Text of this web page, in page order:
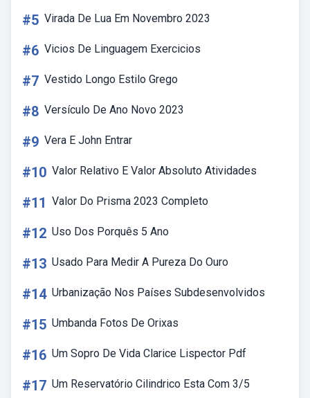
#5 Virada De Lua Em Novembro 2023
#6 Vicios De Linguagem Exercicios
#7 Vestido Longo Estilo Grego
#8 Versículo De Ano Novo 2023
#9 Vera E John Entrar
#10 Valor Relativo E Valor Absoluto Atividades
#11 Valor Do Prisma 2023 Completo
#12 Uso Dos Porquês 5 Ano
#13 Usado Para Medir A Pureza Do Ouro
#14 Urbanização Nos Países Subdesenvolvidos
#15 Umbanda Fotos De Orixas
#16 Um Sopro De Vida Clarice Lispector Pdf
#17 Um Reservatório Cilindrico Esta Com 3/5